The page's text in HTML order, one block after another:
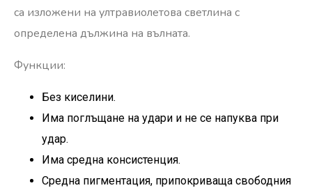
са изложени на ултравиолетова светлина с
определена дължина на вълната.
Функции:
Без киселини.
Има поглъщане на удари и не се напуква при
удар.
Има средна консистенция.
Средна пигментация, припокриваща свободния